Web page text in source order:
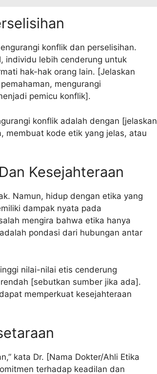
konflik dan perselisihan.
individu lebih cenderung untuk
hak-hak orang lain. [Jelaskan
mengurangi
pemicu konflik].
konflik adalah dengan [jelaskan
membuat kode etik yang jelas, atau
Kesejahteraan
Namun, hidup dengan etika yang
dampak nyata pada
mengira bahwa etika hanya
pondasi dari hubungan antar
nilai-nilai etis cenderung
[sebutkan sumber jika ada].
memperkuat kesejahteraan
kata Dr. [Nama Dokter/Ahli Etika
terhadap keadilan dan